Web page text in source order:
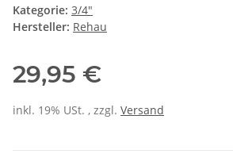
Kategorie: 3/4"
Hersteller: Rehau
29,95 €
inkl. 19% USt. , zzgl. Versand